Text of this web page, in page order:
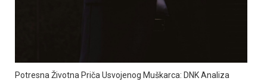
Potresna Životna Priča Usvojenog Muškarca: DNK Analiza